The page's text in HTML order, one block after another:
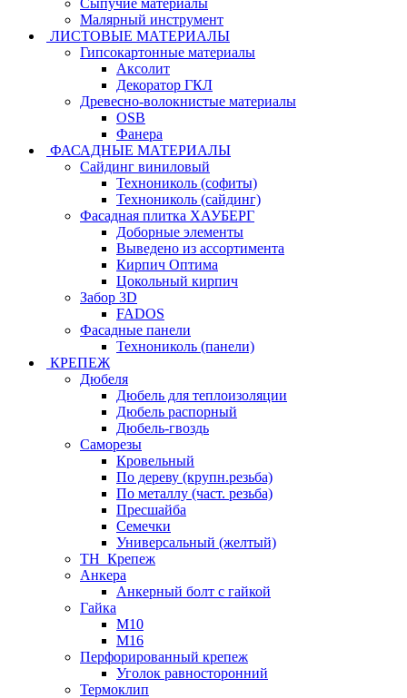
Сыпучие материалы
Малярный инструмент
ЛИСТОВЫЕ МАТЕРИАЛЫ
Гипсокартонные материалы
Аксолит
Декоратор ГКЛ
Древесно-волокнистые материалы
OSB
Фанера
ФАСАДНЫЕ МАТЕРИАЛЫ
Сайдинг виниловый
Технониколь (софиты)
Технониколь (сайдинг)
Фасадная плитка ХАУБЕРГ
Доборные элементы
Выведено из ассортимента
Кирпич Оптима
Цокольный кирпич
Забор 3D
FADOS
Фасадные панели
Технониколь (панели)
КРЕПЕЖ
Дюбеля
Дюбель для теплоизоляции
Дюбель распорный
Дюбель-гвоздь
Саморезы
Кровельный
По дереву (крупн.резьба)
По металлу (част. резьба)
Пресшайба
Семечки
Универсальный (желтый)
ТН_Крепеж
Анкера
Анкерный болт с гайкой
Гайка
М10
М16
Перфорированный крепеж
Уголок равносторонний
Термоклип